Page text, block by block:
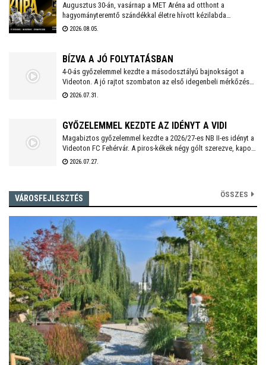
Augusztus 30-án, vasárnap a MET Aréna ad otthont a
hagyományteremtő szándékkal életre hívott kézilabda
szuperkupának. A hölgyeknél a Győri Audi ETO és a
kézilabdaünnepre jegyek már kaphatók!
2026.08.05.
BÍZVA A JÓ FOLYTATÁSBAN
4-0-ás győzelemmel kezdte a másodosztályú bajnokságot a
Videoton. A jó rajtot szombaton az első idegenbeli mérkőzés
követi, a tavaly még NB I-es Kazincbarcika otthonában.
2026.07.31.
GYŐZELEMMEL KEZDTE AZ IDÉNYT A VIDI
Magabiztos győzelemmel kezdte a 2026/27-es NB II-es idényt a
Videoton FC Fehérvár. A piros-kékek négy gólt szerezve, kapott
találat nélkül múlták felül a tavalyi szezon negyedik
2026.07.27.
VÁROSFEJLESZTÉS ÖSSZES